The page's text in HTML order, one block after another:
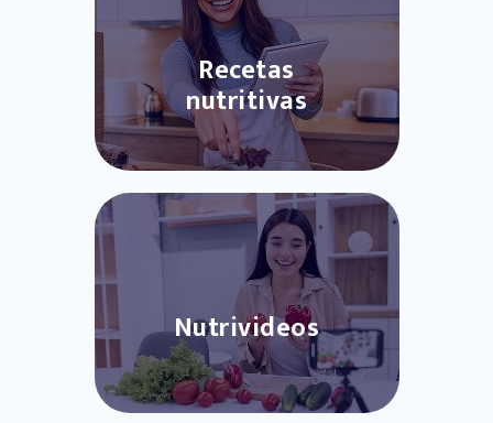
Recetas
nutritivas
Nutrivideos